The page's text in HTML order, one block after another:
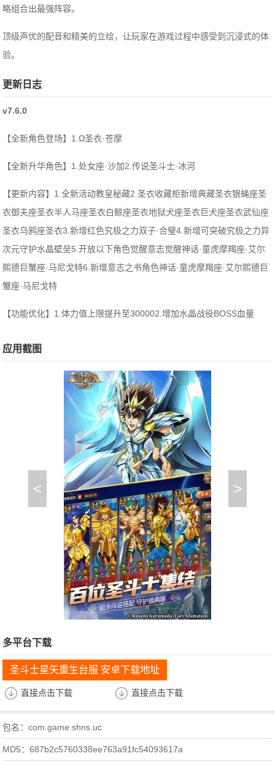
略组合出最强阵容。
顶级声优的配音和精美的立绘，让玩家在游戏过程中感受到沉浸式的体
验。
更新日志
v7.6.0
【全新角色登场】1.Ω圣衣·苍摩
【全新升华角色】1.处女座·沙加2.传说圣斗士·冰河
【更新内容】1.全新活动教皇秘藏2.圣衣收藏柜新增典藏圣衣银蝇座圣
衣御夫座圣衣半人马座圣衣白鲸座圣衣地狱犬座圣衣巨犬座圣衣武仙座
圣衣乌鸦座圣衣3.新增红色究极之力双子·合璧4.新增可突破究极之力异
次元守护水晶壁垒5.开放以下角色觉醒意志觉醒神话·童虎摩羯座·艾尔
熙德巨蟹座·马尼戈特6.新增意志之书角色神话·童虎摩羯座·艾尔熙德巨
蟹座·马尼戈特
【功能优化】1.体力值上限提升至300002.增加水晶战役BOSS血量
应用截图
< >
多平台下载
圣斗士星矢重生台服 安卓下载地址
直接点击下载 直接点击下载
包名：com.game.shns.uc
MD5：687b2c5760338ee763a91fc54093617a